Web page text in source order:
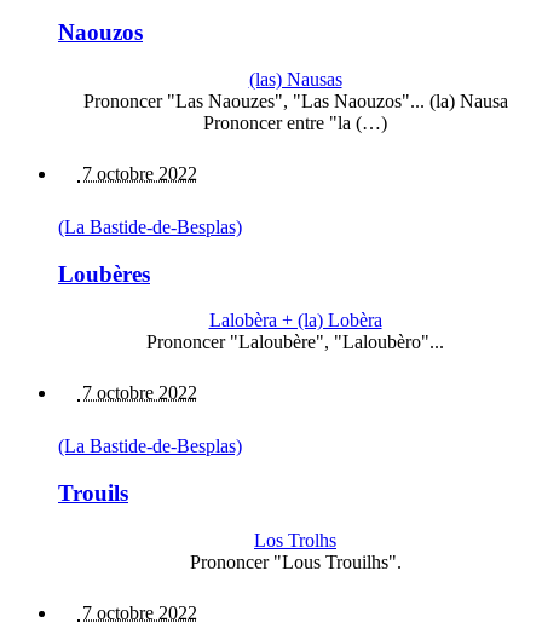
Naouzos
(las) Nausas
Prononcer "Las Naouzes", "Las Naouzos"... (la) Nausa
Prononcer entre "la (…)
7 octobre 2022
(La Bastide-de-Besplas)
Loubères
Lalobèra + (la) Lobèra
Prononcer "Laloubère", "Laloubèro"...
7 octobre 2022
(La Bastide-de-Besplas)
Trouils
Los Trolhs
Prononcer "Lous Trouilhs".
7 octobre 2022